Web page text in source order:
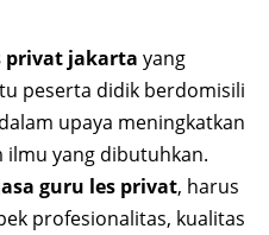
privat jakarta yang
peserta didik berdomisili
upaya meningkatkan
yang dibutuhkan.
guru les privat, harus
profesionalitas, kualitas